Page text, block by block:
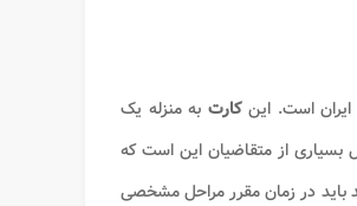
ایران است. اینکارت به منزله یک
بسیاری از متقاضیان این است که
باید در زمان مقرر مراحل مشخصی